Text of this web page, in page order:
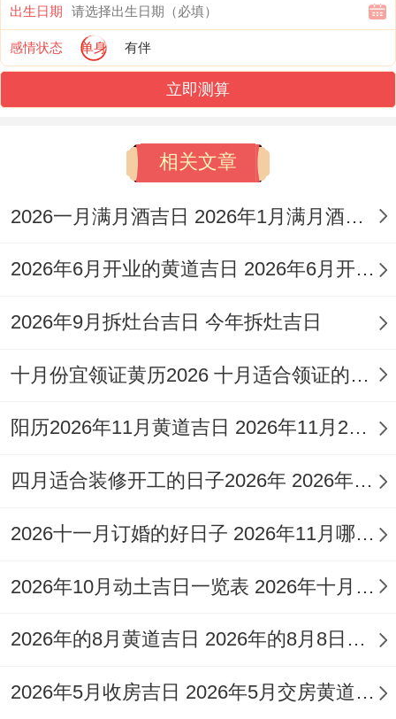
时辰吉凶与选择
黄历中的时辰吉凶是精细择吉的关键~2026
年12月16日的时辰分布不均、需分时段参
考！子时（23:00-1:00）还有丑时（1：00-
3：00）为吉时值神金匮同天德；宜祈福、
订婚、开业或安葬、但子时忌造船乘船！
盖屋、宜祭祀祈福！卯时（5:00-7:00）吉~
值神玉堂~宜求嗣、结婚、搬家或开业！
午时（11:00-13:00）虽吉但“诸事不宜”，
00）还有酉时（17:00-19:00）吉，值神青
斋醮！
戌时（19:00-21:00）还有亥时（21:00-23：
00）凶 值神天刑跟朱雀 忌赴任词讼，宜出
风水方位与神煞波及
2026年是丙午马年太岁方位在正南方。岁破
出生日期
感情状态 单身 有伴
立即测算
相关文章
2026一月满月酒吉日 2026年1月满月酒吉日
2026年6月开业的黄道吉日 2026年6月开业黄道吉日查询
2026年9月拆灶台吉日 今年拆灶吉日
十月份宜领证黄历2026 十月适合领证的好日子2026年
阳历2026年11月黄道吉日 2026年11月26日阳历黄道吉日
四月适合装修开工的日子2026年 2026年四月份适合装修开工的黄道吉日
2026十一月订婚的好日子 2026年11月哪天订婚好
2026年10月动土吉日一览表 2026年十月六日能动土吗
2026年的8月黄道吉日 2026年的8月8日是星期几
2026年5月收房吉日 2026年5月交房黄道吉日